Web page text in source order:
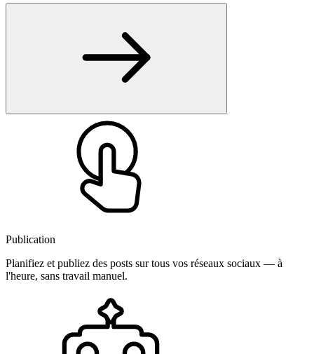
Publication
Planifiez et publiez des posts sur tous vos réseaux sociaux — à
l'heure, sans travail manuel.